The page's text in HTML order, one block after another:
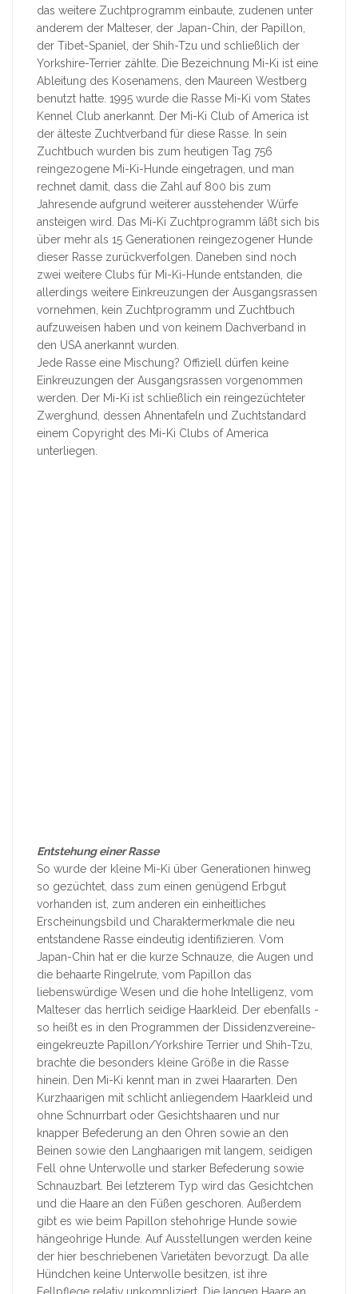
das weitere Zuchtprogramm einbaute, zudenen unter
anderem der Malteser, der Japan-Chin, der Papillon,
der Tibet-Spaniel, der Shih-Tzu und schließlich der
Yorkshire-Terrier zählte. Die Bezeichnung Mi-Ki ist eine
Ableitung des Kosenamens, den Maureen Westberg
benutzt hatte. 1995 wurde die Rasse Mi-Ki vom States
Kennel Club anerkannt. Der Mi-Ki Club of America ist
der älteste Zuchtverband für diese Rasse. In sein
Zuchtbuch wurden bis zum heutigen Tag 756
reingezogene Mi-Ki-Hunde eingetragen, und man
rechnet damit, dass die Zahl auf 800 bis zum
Jahresende aufgrund weiterer ausstehender Würfe
ansteigen wird. Das Mi-Ki Zuchtprogramm läßt sich bis
über mehr als 15 Generationen reingezogener Hunde
dieser Rasse zurückverfolgen. Daneben sind noch
zwei weitere Clubs für Mi-Ki-Hunde entstanden, die
allerdings weitere Einkreuzungen der Ausgangsrassen
vornehmen, kein Zuchtprogramm und Zuchtbuch
aufzuweisen haben und von keinem Dachverband in
den USA anerkannt wurden.
Jede Rasse eine Mischung? Offiziell dürfen keine
Einkreuzungen der Ausgangsrassen vorgenommen
werden. Der Mi-Ki ist schließlich ein reingezüchteter
Zwerghund, dessen Ahnentafeln und Zuchtstandard
einem Copyright des Mi-Ki Clubs of America
unterliegen.
Entstehung einer Rasse
So wurde der kleine Mi-Ki über Generationen hinweg
so gezüchtet, dass zum einen genügend Erbgut
vorhanden ist, zum anderen ein einheitliches
Erscheinungsbild und Charaktermerkmale die neu
entstandene Rasse eindeutig identifizieren. Vom
Japan-Chin hat er die kurze Schnauze, die Augen und
die behaarte Ringelrute, vom Papillon das
liebenswürdige Wesen und die hohe Intelligenz, vom
Malteser das herrlich seidige Haarkleid. Der ebenfalls -
so heißt es in den Programmen der Dissidenzvereine-
eingekreuzte Papillon/Yorkshire Terrier und Shih-Tzu,
brachte die besonders kleine Größe in die Rasse
hinein. Den Mi-Ki kennt man in zwei Haararten. Den
Kurzhaarigen mit schlicht anliegendem Haarkleid und
ohne Schnurrbart oder Gesichtshaaren und nur
knapper Befederung an den Ohren sowie an den
Beinen sowie den Langhaarigen mit langem, seidigen
Fell ohne Unterwolle und starker Befederung sowie
Schnauzbart. Bei letzterem Typ wird das Gesichtchen
und die Haare an den Füßen geschoren. Außerdem
gibt es wie beim Papillon stehohrige Hunde sowie
hängeohrige Hunde. Auf Ausstellungen werden keine
der hier beschriebenen Varietäten bevorzugt. Da alle
Hündchen keine Unterwolle besitzen, ist ihre
Fellpflege relativ unkompliziert. Die langen Haare an